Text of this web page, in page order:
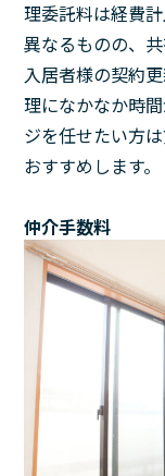
理委託料は経費
異なるものの、
入居者様の契約
理になかなか時
ジを任せたい方
おすすめします。
仲介手数料